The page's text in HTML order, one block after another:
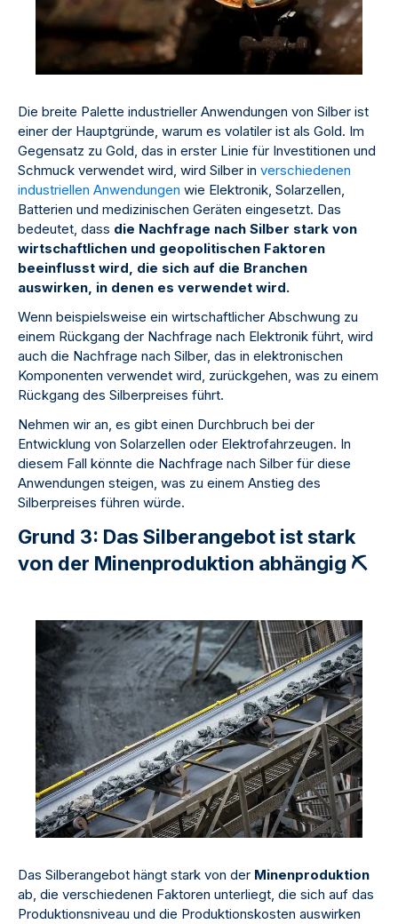
Die breite Palette industrieller Anwendungen von Silber ist
einer der Hauptgründe, warum es volatiler ist als Gold. Im
Gegensatz zu Gold, das in erster Linie für Investitionen und
Schmuck verwendet wird, wird Silber in verschiedenen
industriellen Anwendungen wie Elektronik, Solarzellen,
Batterien und medizinischen Geräten eingesetzt. Das
bedeutet, dass die Nachfrage nach Silber stark von
wirtschaftlichen und geopolitischen Faktoren
beeinflusst wird, die sich auf die Branchen
auswirken, in denen es verwendet wird.
Wenn beispielsweise ein wirtschaftlicher Abschwung zu
einem Rückgang der Nachfrage nach Elektronik führt, wird
auch die Nachfrage nach Silber, das in elektronischen
Komponenten verwendet wird, zurückgehen, was zu einem
Rückgang des Silberpreises führt.
Nehmen wir an, es gibt einen Durchbruch bei der
Entwicklung von Solarzellen oder Elektrofahrzeugen. In
diesem Fall könnte die Nachfrage nach Silber für diese
Anwendungen steigen, was zu einem Anstieg des
Silberpreises führen würde.
Grund 3: Das Silberangebot ist stark
von der Minenproduktion abhängig ⛏️
Das Silberangebot hängt stark von der Minenproduktion
ab, die verschiedenen Faktoren unterliegt, die sich auf das
Produktionsniveau und die Produktionskosten auswirken